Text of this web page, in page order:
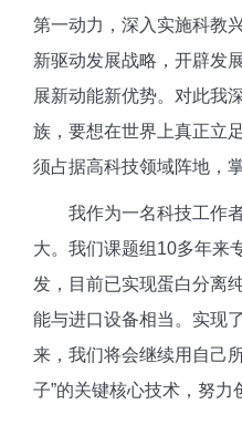
第一动力，深入实施科教
新驱动发展战略，开辟发
展新动能新优势。对此我
族，要想在世界上真正立
须占据高科技领域阵地，
我作为一名科技工作
大。我们课题组10多年来
发，目前已实现蛋白分离
能与进口设备相当。实现
来，我们将会继续用自己
子”的关键核心技术，努力